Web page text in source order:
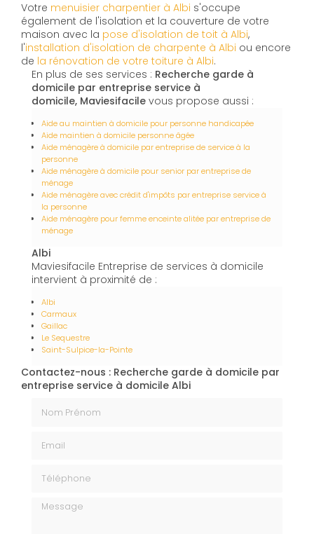
Votre menuisier charpentier à Albi s'occupe
également de l'isolation et la couverture de votre
maison avec la pose d'isolation de toit à Albi,
l'installation d'isolation de charpente à Albi ou encore
de la rénovation de votre toiture à Albi.
En plus de ses services : Recherche garde à
domicile par entreprise service à
domicile, Maviesifacile vous propose aussi :
Aide au maintien à domicile pour personne handicapée
Aide maintien à domicile personne âgée
Aide ménagère à domicile par entreprise de service à la
personne
Aide ménagère à domicile pour senior par entreprise de
ménage
Aide ménagère avec crédit d'impôts par entreprise service à
la personne
Aide ménagère pour femme enceinte alitée par entreprise de
ménage
Albi
Maviesifacile Entreprise de services à domicile
intervient à proximité de :
Albi
Carmaux
Gaillac
Le Sequestre
Saint-Sulpice-la-Pointe
Contactez-nous : Recherche garde à domicile par
entreprise service à domicile Albi
Message